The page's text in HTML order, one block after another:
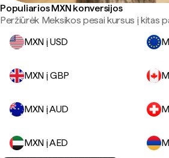
Populiarios MXN konversijos
Peržiūrėk Meksikos pesai kursus į kitas
MXN į USD
MXN į GBP
MXN į AUD
MXN į AED